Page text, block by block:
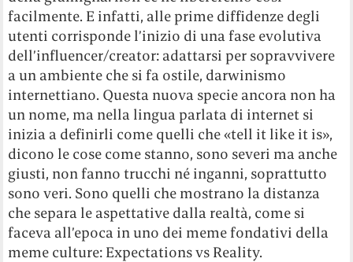
facilmente. E infatti, alle prime diffidenze degli
utenti corrisponde l’inizio di una fase evolutiva
dell’influencer/creator: adattarsi per sopravvivere
a un ambiente che si fa ostile, darwinismo
internettiano. Questa nuova specie ancora non ha
un nome, ma nella lingua parlata di internet si
inizia a definirli come quelli che «tell it like it is»,
dicono le cose come stanno, sono severi ma anche
giusti, non fanno trucchi né inganni, soprattutto
sono veri. Sono quelli che mostrano la distanza
che separa le aspettative dalla realtà, come si
faceva all’epoca in uno dei meme fondativi della
meme culture: Expectations vs Reality.